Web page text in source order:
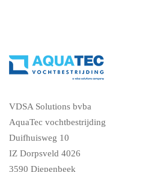
VDSA Solutions bvba
AquaTec vochtbestrijding
Duifhuisweg 10
IZ Dorpsveld 4026
3590 Diepenbeek